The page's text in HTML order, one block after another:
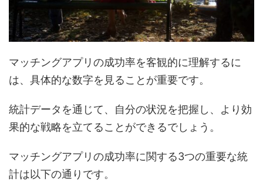
マッチングアプリの成功率を客観的に理解するに
は、具体的な数字を見ることが重要です。
果的な戦略を立てることができるでしょう。
計は以下の通りです。
統計